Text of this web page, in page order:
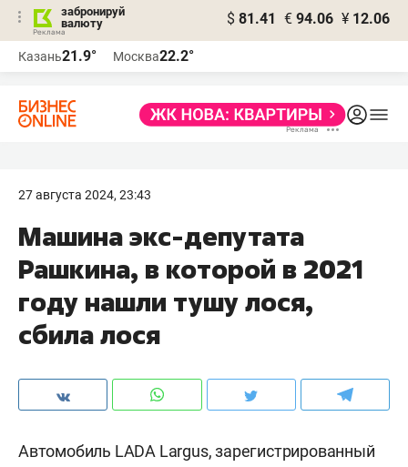
забронируй
валюту
$ 81.41 € 94.06 ¥ 12.06
Казань21.9° Москва22.2°
27 августа 2024, 23:43
Машина экс-депутата
Рашкина, в которой в 2021
году нашли тушу лося,
сбила лося
Автомобиль LADA Largus, зарегистрированный